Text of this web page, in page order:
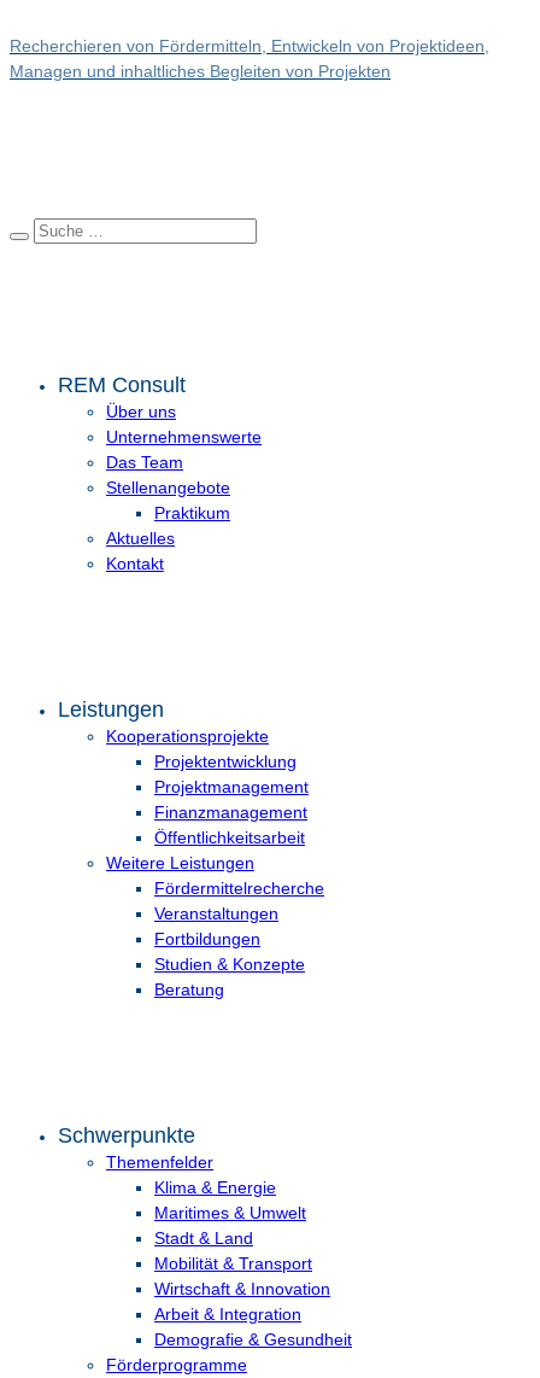
Recherchieren von Fördermitteln, Entwickeln von Projektideen,
Managen und inhaltliches Begleiten von Projekten
REM Consult
Über uns
Unternehmenswerte
Das Team
Stellenangebote
Praktikum
Aktuelles
Kontakt
Leistungen
Kooperationsprojekte
Projektentwicklung
Projektmanagement
Finanzmanagement
Öffentlichkeitsarbeit
Weitere Leistungen
Fördermittelrecherche
Veranstaltungen
Fortbildungen
Studien & Konzepte
Beratung
Schwerpunkte
Themenfelder
Klima & Energie
Maritimes & Umwelt
Stadt & Land
Mobilität & Transport
Wirtschaft & Innovation
Arbeit & Integration
Demografie & Gesundheit
Förderprogramme